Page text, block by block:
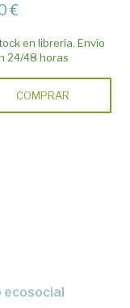
€
en librería. Envío
24/48 horas
COMPRAR
ecosocial